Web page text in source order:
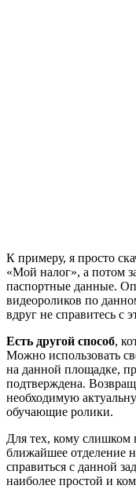
К примеру, я просто
«Мой налог», а потом
паспортные данные.
видеороликов по
вдруг не справитесь с
Есть другой способ,
Можно использовать
на данной площадке,
подтверждена.
необходимую
обучающие ролики.
Для тех, кому слишком
ближайшее отделение
справиться с данной
наиболее простой и